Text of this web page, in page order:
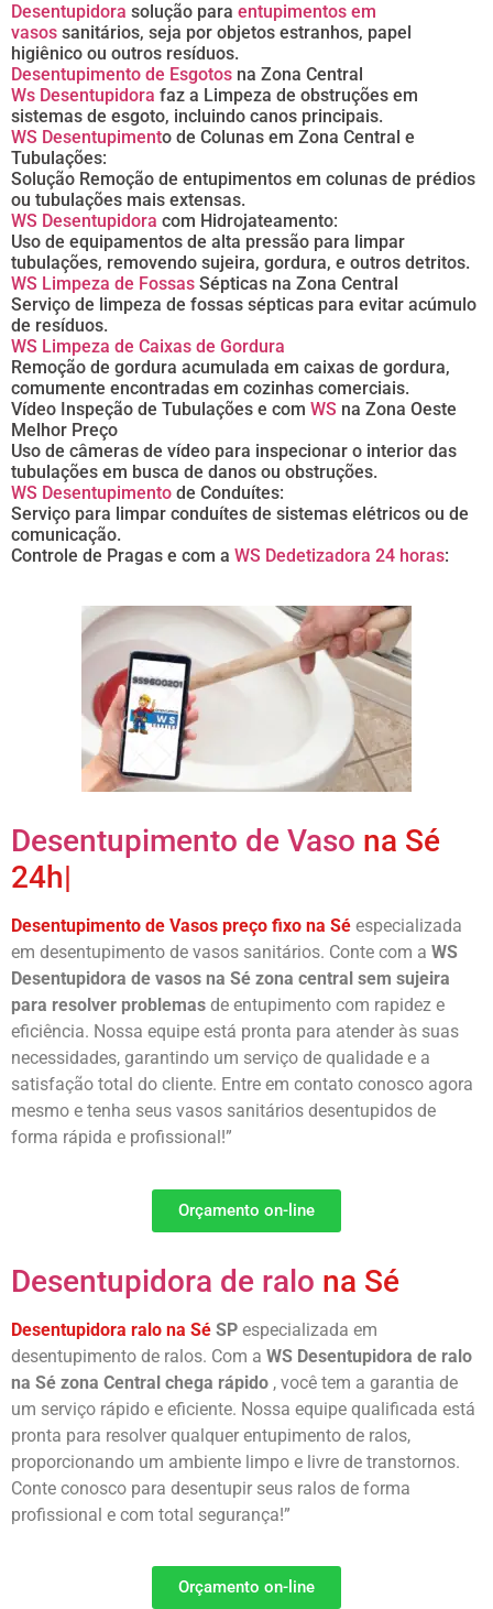
Desentupidora solução para entupimentos em
vasos sanitários, seja por objetos estranhos, papel
higiênico ou outros resíduos.
Desentupimento de Esgotos na Zona Central
Ws Desentupidora faz a Limpeza de obstruções em
sistemas de esgoto, incluindo canos principais.
WS Desentupimento de Colunas em Zona Central e
Tubulações:
Solução Remoção de entupimentos em colunas de prédios
ou tubulações mais extensas.
WS Desentupidora com Hidrojateamento:
Uso de equipamentos de alta pressão para limpar
tubulações, removendo sujeira, gordura, e outros detritos.
WS Limpeza de Fossas Sépticas na Zona Central
Serviço de limpeza de fossas sépticas para evitar acúmulo
de resíduos.
WS Limpeza de Caixas de Gordura
Remoção de gordura acumulada em caixas de gordura,
comumente encontradas em cozinhas comerciais.
Vídeo Inspeção de Tubulações e com WS na Zona Oeste
Melhor Preço
Uso de câmeras de vídeo para inspecionar o interior das
tubulações em busca de danos ou obstruções.
WS Desentupimento de Conduítes:
Serviço para limpar conduítes de sistemas elétricos ou de
comunicação.
Controle de Pragas e com a WS Dedetizadora 24 horas:
Desentupimento de Vaso na Sé
24h|
Desentupimento de Vasos preço fixo na Sé especializada
em desentupimento de vasos sanitários. Conte com a WS
Desentupidora de vasos na Sé zona central sem sujeira
para resolver problemas de entupimento com rapidez e
eficiência. Nossa equipe está pronta para atender às suas
necessidades, garantindo um serviço de qualidade e a
satisfação total do cliente. Entre em contato conosco agora
mesmo e tenha seus vasos sanitários desentupidos de
forma rápida e profissional!”
Orçamento on-line
Desentupidora de ralo na Sé
Desentupidora ralo na Sé SP especializada em
desentupimento de ralos. Com a WS Desentupidora de ralo
na Sé zona Central chega rápido , você tem a garantia de
um serviço rápido e eficiente. Nossa equipe qualificada está
pronta para resolver qualquer entupimento de ralos,
proporcionando um ambiente limpo e livre de transtornos.
Conte conosco para desentupir seus ralos de forma
profissional e com total segurança!”
Orçamento on-line